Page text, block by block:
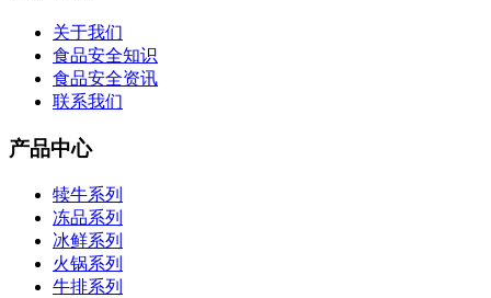
关于我们
食品安全知识
食品安全资讯
联系我们
产品中心
犊牛系列
冻品系列
冰鲜系列
火锅系列
牛排系列